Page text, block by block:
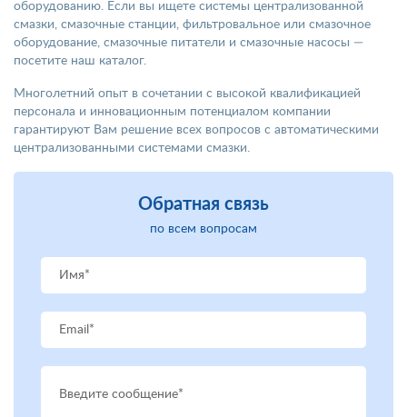
оборудованию. Если вы ищете системы централизованной
смазки, смазочные станции, фильтровальное или смазочное
оборудование, смазочные питатели и смазочные насосы —
посетите наш каталог.
Многолетний опыт в сочетании с высокой квалификацией
персонала и инновационным потенциалом компании
гарантируют Вам решение всех вопросов с автоматическими
централизованными системами смазки.
Обратная связь
по всем вопросам